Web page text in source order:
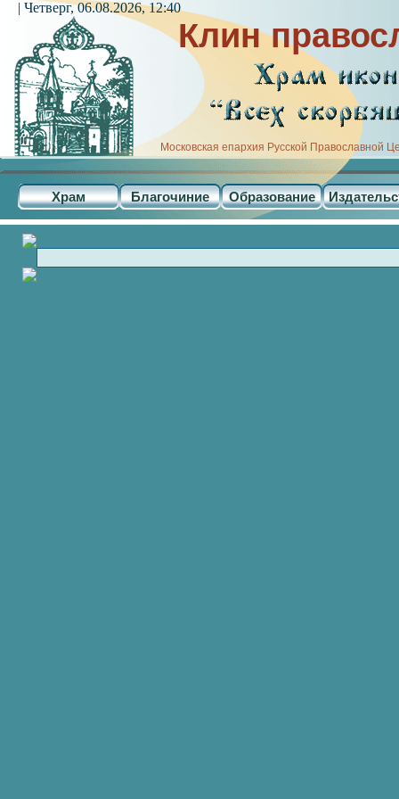
Клин
Московская епархия Русской Православной
Храм Благочиние Образование
| Четверг, 06.08.2026, 12:40